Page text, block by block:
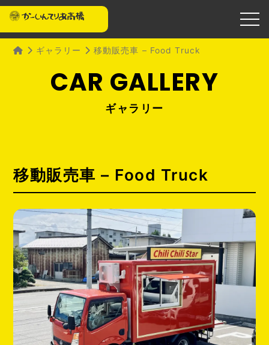
ギャラリー 移動販売車 – Food Truck
ギャラリー
移動販売車 – Food Truck